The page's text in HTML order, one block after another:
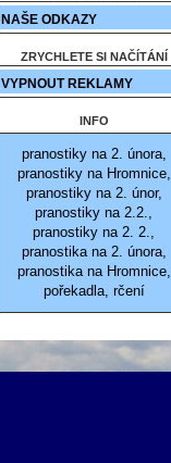
NAŠE ODKAZY
ZRYCHLETE SI NAČÍTÁNÍ
VYPNOUT REKLAMY
INFO
pranostiky na 2. února,
pranostiky na Hromnice,
pranostiky na 2. únor,
pranostiky na 2.2.,
pranostiky na 2. 2.,
pranostika na 2. února,
pranostika na Hromnice,
pořekadla, rčení